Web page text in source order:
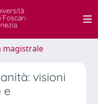
magistrale
visioni
e